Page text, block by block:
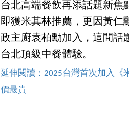
台北高端餐飲再添話題新焦
即獲米其林推薦，更因黃仁
政主廚袁柏勳加入，這間話
台北頂級中餐體驗。
延伸閱讀：2025台灣首次加入《
價最貴